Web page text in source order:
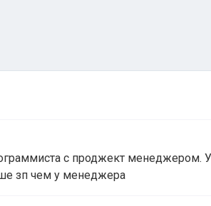
с проджект менеджером.
зп чем у менеджера